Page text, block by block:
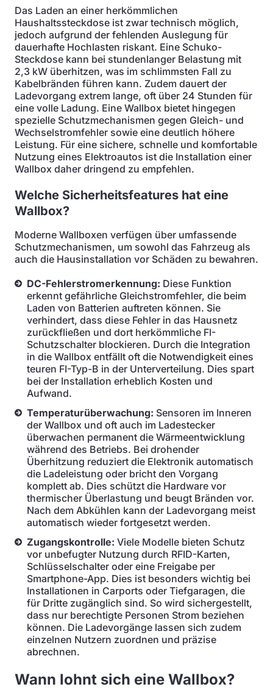
Das Laden an einer herkömmlichen
Haushaltssteckdose ist zwar technisch möglich,
jedoch aufgrund der fehlenden Auslegung für
dauerhafte Hochlasten riskant. Eine Schuko-
Steckdose kann bei stundenlanger Belastung mit
2,3 kW überhitzen, was im schlimmsten Fall zu
Kabelbränden führen kann. Zudem dauert der
Ladevorgang extrem lange, oft über 24 Stunden für
eine volle Ladung. Eine Wallbox bietet hingegen
spezielle Schutzmechanismen gegen Gleich- und
Wechselstromfehler sowie eine deutlich höhere
Leistung. Für eine sichere, schnelle und komfortable
Nutzung eines Elektroautos ist die Installation einer
Wallbox daher dringend zu empfehlen.
Welche Sicherheitsfeatures hat eine
Wallbox?
Moderne Wallboxen verfügen über umfassende
Schutzmechanismen, um sowohl das Fahrzeug als
auch die Hausinstallation vor Schäden zu bewahren.
DC-Fehlerstromerkennung: Diese Funktion
erkennt gefährliche Gleichstromfehler, die beim
Laden von Batterien auftreten können. Sie
verhindert, dass diese Fehler in das Hausnetz
zurückfließen und dort herkömmliche FI-
Schutzschalter blockieren. Durch die Integration
in die Wallbox entfällt oft die Notwendigkeit eines
teuren FI-Typ-B in der Unterverteilung. Dies spart
bei der Installation erheblich Kosten und
Aufwand.
Temperaturüberwachung: Sensoren im Inneren
der Wallbox und oft auch im Ladestecker
überwachen permanent die Wärmeentwicklung
während des Betriebs. Bei drohender
Überhitzung reduziert die Elektronik automatisch
die Ladeleistung oder bricht den Vorgang
komplett ab. Dies schützt die Hardware vor
thermischer Überlastung und beugt Bränden vor.
Nach dem Abkühlen kann der Ladevorgang meist
automatisch wieder fortgesetzt werden.
Zugangskontrolle: Viele Modelle bieten Schutz
vor unbefugter Nutzung durch RFID-Karten,
Schlüsselschalter oder eine Freigabe per
Smartphone-App. Dies ist besonders wichtig bei
Installationen in Carports oder Tiefgaragen, die
für Dritte zugänglich sind. So wird sichergestellt,
dass nur berechtigte Personen Strom beziehen
können. Die Ladevorgänge lassen sich zudem
einzelnen Nutzern zuordnen und präzise
abrechnen.
Wann lohnt sich eine Wallbox?